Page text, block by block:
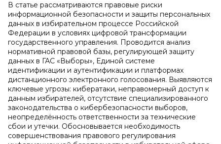
В статье рассматриваются правовые риски
информационной безопасности и защиты персональных
данных в избирательном процессе Российской
Федерации в условиях цифровой трансформации
государственного управления. Проводится анализ
нормативной правовой базы, регулирующей защиту
данных в ГАС «Выборы», Единой системе
идентификации и аутентификации и платформах
дистанционного электронного голосования. Выявляются
ключевые угрозы: кибератаки, неправомерный доступ к
данным избирателей, отсутствие специализированного
законодательства о кибербезопасности выборов,
неопределённость ответственности за технические
сбои и утечки. Обосновывается необходимость
совершенствования правового регулирования